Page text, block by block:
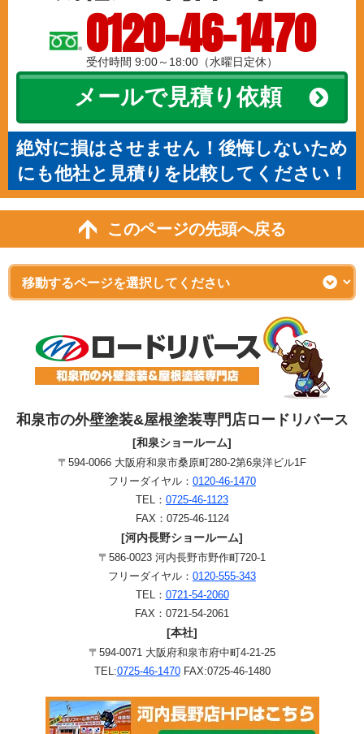
0120-46-1470
受付時間 9:00～18:00（水曜日定休）
メールで見積り依頼
絶対に損はさせません！後悔しないため
にも他社と見積りを比較してください！
このページの先頭へ戻る
和泉市の外壁塗装&屋根塗装専門店ロードリバース
[和泉ショールーム]
〒594-0066 大阪府和泉市桑原町280-2第6泉洋ビル1F
フリーダイヤル： 0120-46-1470
TEL： 0725-46-1123
FAX：0725-46-1124
[河内長野ショールーム]
〒586-0023 河内長野市野作町720-1
フリーダイヤル： 0120-555-343
TEL： 0721-54-2060
FAX：0721-54-2061
[本社]
〒594-0071 大阪府和泉市府中町4-21-25
TEL:0725-46-1470FAX:0725-46-1480